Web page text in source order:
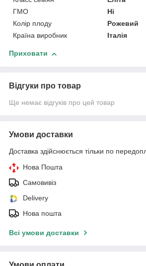
ГМО
Ні
Колір плоду
Рожевий
Країна виробник
Італія
Приховати
Відгуки про товар
Ще немає відгуків про цей товар
Умови доставки
Доставка здійснюється тільки по
Нова Пошта
Самовивіз
Delivery
Нова пошта
Всі умови доставки